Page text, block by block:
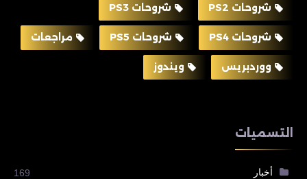
شروحات PS2 شروحات PS3
شروحات PS4 شروحات PS5 مراجعات
ووردبريس ويندوز
التسميات
أخبار 169